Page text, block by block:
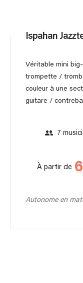
Ispahan
Véritable mini
trompette /
couleur à une
guitare /
7
À partir de
Autonome en